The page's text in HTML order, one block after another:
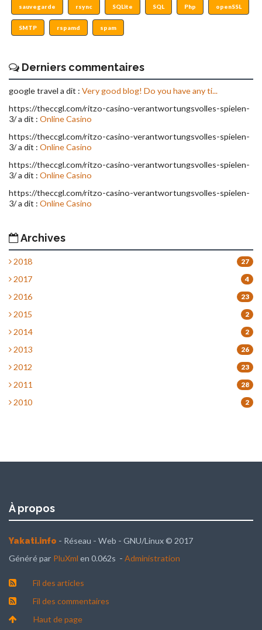
sauvegarde rsync SQLite SQL Php openSSL
SMTP rspamd spam
Derniers commentaires
google travel a dit : Very good blog! Do you have any ti...
https://theccgl.com/ritzo-casino-verantwortungsvolles-spielen-
3/ a dit : Online Casino
https://theccgl.com/ritzo-casino-verantwortungsvolles-spielen-
3/ a dit : Online Casino
https://theccgl.com/ritzo-casino-verantwortungsvolles-spielen-
3/ a dit : Online Casino
https://theccgl.com/ritzo-casino-verantwortungsvolles-spielen-
3/ a dit : Online Casino
Archives
2018 27
2017 4
2016 23
2015 2
2014 2
2013 26
2012 23
2011 28
2010 2
À propos
Yakati.info - Réseau - Web - GNU/Linux © 2017
Généré par PluXml en 0.062s - Administration
Fil des articles
Fil des commentaires
Haut de page